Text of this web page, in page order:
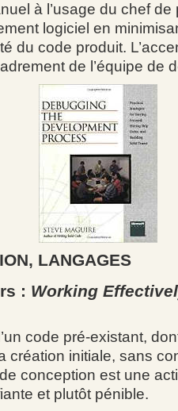
à l’usage du chef
logiciel en
du code produit.
de l’équipe de
LANGAGES
: Working
code pré-existant,
création initiale, sans
conception est une
et plutôt pénible.